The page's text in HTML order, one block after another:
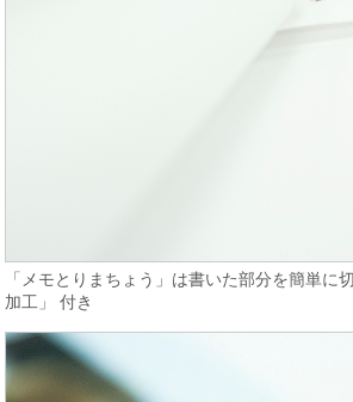
「メモとりまちょう」は書いた部分を簡単に
加工」 付き